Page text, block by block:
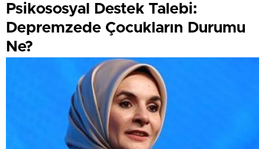
Psikososyal Destek Talebi:
Depremzede Çocukların Durumu
Ne?